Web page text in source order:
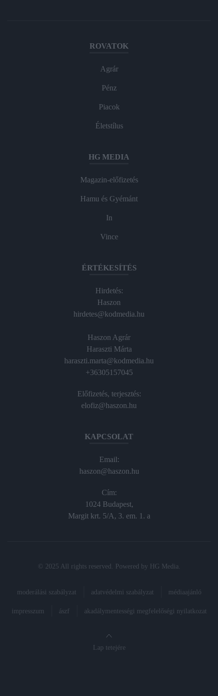
ROVATOK
Agrár
Pénz
Piacok
Életstílus
HG MEDIA
Magazin-előfizetés
Hamu és Gyémánt
In
Vince
ÉRTÉKESÍTÉS
Hirdetés:
Haszon
hirdetes@kodmedia.hu
Haszon Agrár
Haraszti Márta
haraszti.marta@kodmedia.hu
+36305157045
Előfizetés, terjesztés:
elofiz@haszon.hu
KAPCSOLAT
Email:
haszon@haszon.hu
Cím:
1024 Budapest,
Margit krt. 5/A, 3. em. 1. a
© 2025 All rights reserved. Powered by HG Media
moderálási szabályzat adatvédelmi szabályzat médiaajánló
impresszum ászf akadálymentességi megfelelőségi nyilatkozat
Lap tetejére